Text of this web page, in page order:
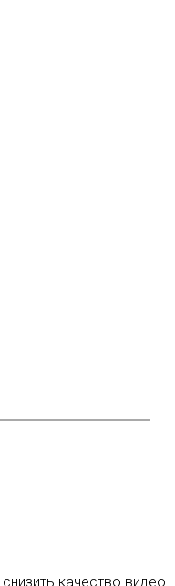
качество видео